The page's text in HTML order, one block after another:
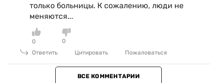
только больницы. К сожалению, люди не
меняются...
0
0
Ответить
Цитировать Пожаловаться
ВСЕ КОММЕНТАРИИ